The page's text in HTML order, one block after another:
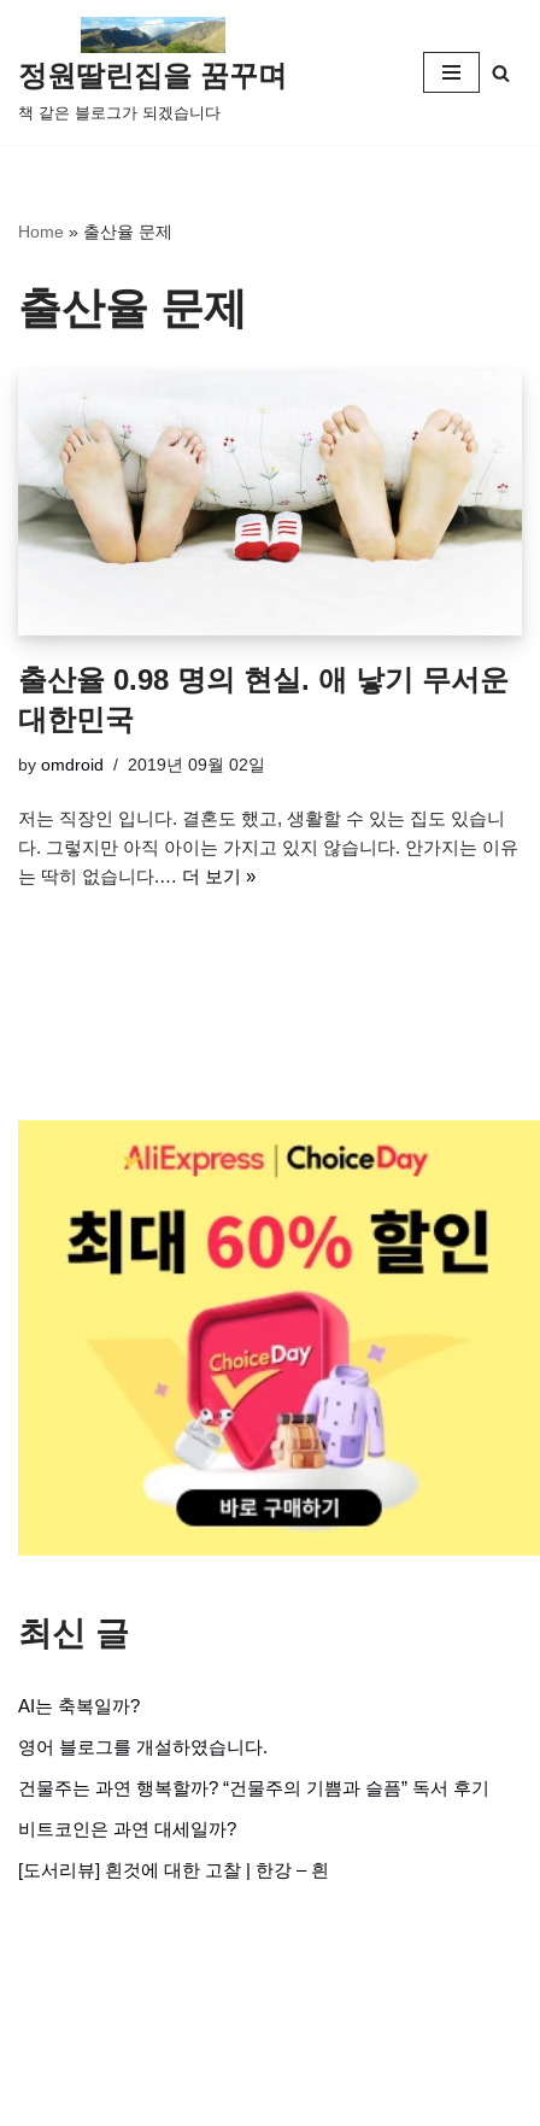
콘
텐
츠
뛰
정원딸린집을 꿈꾸며
책 같은 블로그가 되겠습니다
Home » 출산율 문제
출산율 문제
출산율 0.98 명의 현실. 애 낳기 무서운
대한민국
by omdroid 2019년 09월 02일
저는 직장인 입니다. 결혼도 했고, 생활할 수 있는 집도 있습니
다. 그렇지만 아직 아이는 가지고 있지 않습니다. 안가지는 이유
는 딱히 없습니다.… 더 보기 »
최신 글
AI는 축복일까?
영어 블로그를 개설하였습니다.
건물주는 과연 행복할까? “건물주의 기쁨과 슬픔” 독서 후기
비트코인은 과연 대세일까?
[도서리뷰] 흰것에 대한 고찰 | 한강 – 흰